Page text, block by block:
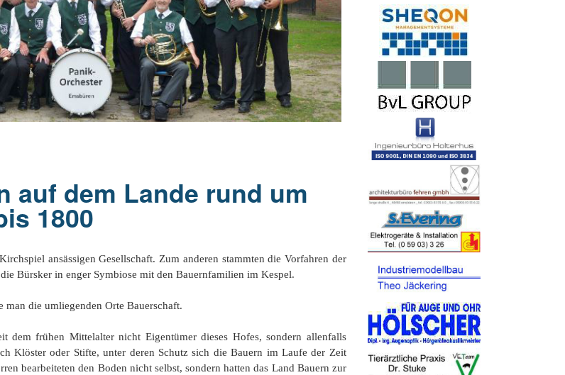
Richthof zu Emsüren
Die Firma BvL
nach Amerika
Emsbürener Bürger
1945
der Kommunalpolitik
der Kirchenhistorie
Weimarer Republik
der Schulgeschichte
luth. Kirchengemeinde
Begriffskuriositäten Das ´Domhotel´ Elbergen
Engden
Gleesen Die Schleuse Gleesen
Historische Funde
Helschen, Hesselte, Moorlage
Kunkemühle
Helscher Fähr
Leschede Rothlübbers - Häuser
Mehringen
auf dem Lande rund um
1800
ansässigen Gesellschaft. Zum anderen stammten die Vorfahren der
Bürsker in enger Symbiose mit den Bauernfamilien im Kespel.
die umliegenden Orte Bauerschaft.
dem frühen Mittelalter nicht Eigentümer dieses Hofes, sondern allenfalls
Klöster oder Stifte, unter deren Schutz sich die Bauern im Laufe der Zeit
bearbeiteten den Boden nicht selbst, sondern hatten das Land Bauern zur